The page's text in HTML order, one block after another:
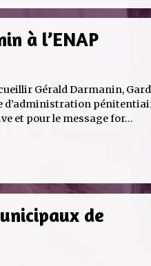
à l’ENAP
Gérald Darmanin,
d’administration
et pour le message for...
de